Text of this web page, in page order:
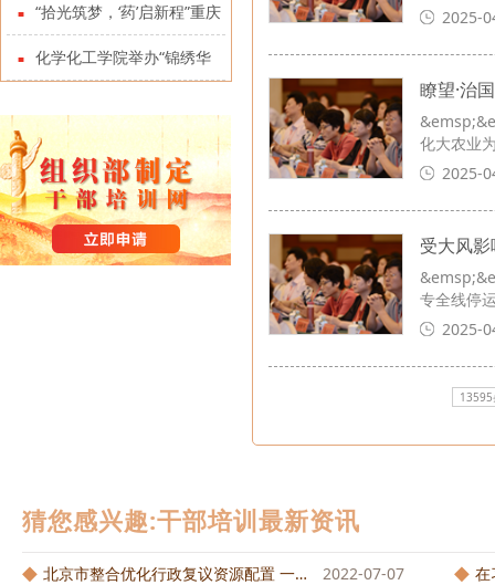
术年会暨二届四次全体理事会
在学校召开
“拾光筑梦，‘药’启新程”重庆
大学药学院成立10周年发展大
化学化工学院举办“锦绣华
2025-
瞭望·治
化大农业
2025-
受大风
专全线停
2025-
13595
猜您感兴趣:干部培训最新资讯
北京市整合优化行政复议资源配置 一套... 2022-07-07
在